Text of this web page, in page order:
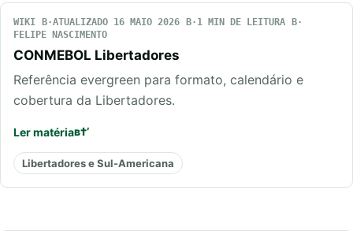
WIKI ATUALIZADO 16 MAIO 2026
1 MIN DE LEITURA
FELIPE NASCIMENTO
CONMEBOL Libertadores
Referência evergreen para formato, calendário e
cobertura da Libertadores.
Ler matéria
Libertadores e Sul-Americana